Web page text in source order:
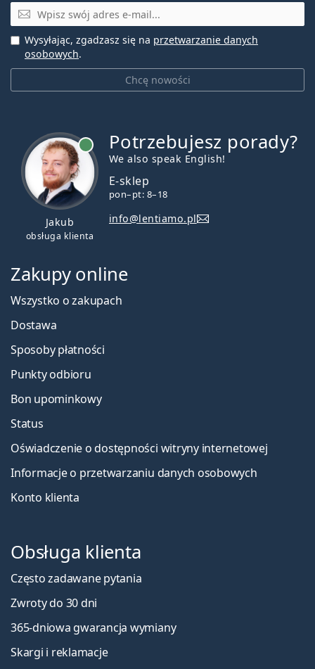
E-mail
Chcę nowości
Wysyłając, zgadzasz się na przetwarzanie danych
osobowych.
Jakub
obsługa klienta
Potrzebujesz porady?
We also speak English!
E-sklep
pon–pt: 8–18
info@lentiamo.pl
Zakupy online
Wszystko o zakupach
Dostawa
Sposoby płatności
Punkty odbioru
Bon upominkowy
Status
Oświadczenie o dostępności witryny internetowej
Informacje o przetwarzaniu danych osobowych
Konto klienta
Obsługa klienta
Często zadawane pytania
Zwroty do 30 dni
365-dniowa gwarancja wymiany
Skargi i reklamacje